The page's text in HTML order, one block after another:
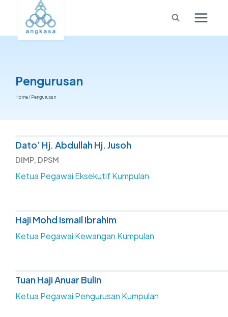
Pengurusan
Home/Pengurusan
Dato’ Hj. Abdullah Hj. Jusoh
DIMP, DPSM
Ketua Pegawai Eksekutif Kumpulan
Haji Mohd Ismail Ibrahim
Ketua Pegawai Kewangan Kumpulan
Tuan Haji Anuar Bulin
Ketua Pegawai Pengurusan Kumpulan